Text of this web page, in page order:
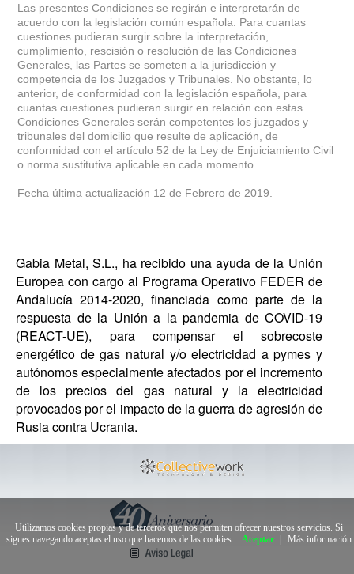
Las presentes Condiciones se regirán e interpretarán de
acuerdo con la legislación común española. Para cuantas
cuestiones pudieran surgir sobre la interpretación,
cumplimiento, rescisión o resolución de las Condiciones
Generales, las Partes se someten a la jurisdicción y
competencia de los Juzgados y Tribunales. No obstante, lo
anterior, de conformidad con la legislación española, para
cuantas cuestiones pudieran surgir en relación con estas
Condiciones Generales serán competentes los juzgados y
tribunales del domicilio que resulte de aplicación, de
conformidad con el artículo 52 de la Ley de Enjuiciamiento Civil
o norma sustitutiva aplicable en cada momento.
Fecha última actualización 12 de Febrero de 2019.
Gabia Metal, S.L., ha recibido una ayuda de la Unión
Europea con cargo al Programa Operativo FEDER de
Andalucía 2014-2020, financiada como parte de la
respuesta de la Unión a la pandemia de COVID-19
(REACT-UE), para compensar el sobrecoste
energético de gas natural y/o electricidad a pymes y
autónomos especialmente afectados por el incremento
de los precios del gas natural y la electricidad
provocados por el impacto de la guerra de agresión de
Rusia contra Ucrania.
Utilizamos cookies propias y de terceros que nos permiten ofrecer nuestros servicios. Si
sigues navegando aceptas el uso que hacemos de las cookies.. Aceptar Más información